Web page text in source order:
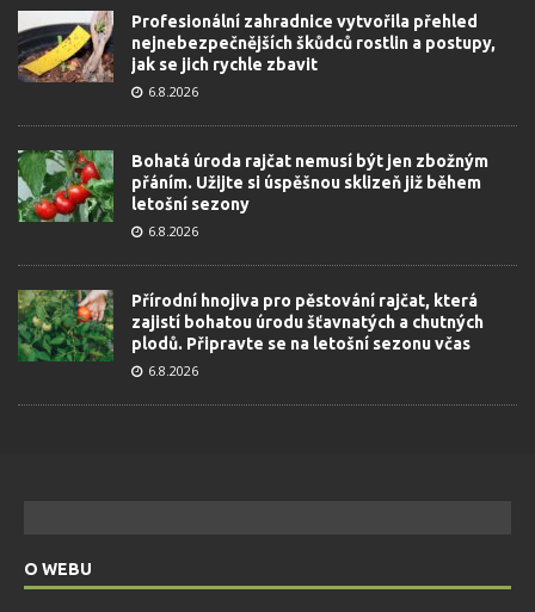
Profesionální zahradnice vytvořila přehled
nejnebezpečnějších škůdců rostlin a postupy,
jak se jich rychle zbavit
6.8.2026
Bohatá úroda rajčat nemusí být jen zbožným
přáním. Užijte si úspěšnou sklizeň již během
letošní sezony
6.8.2026
Přírodní hnojiva pro pěstování rajčat, která
zajistí bohatou úrodu šťavnatých a chutných
plodů. Připravte se na letošní sezonu včas
6.8.2026
O WEBU